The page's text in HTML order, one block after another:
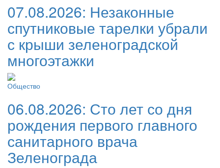
07.08.2026: Незаконные
спутниковые тарелки убрали
с крыши зеленоградской
многоэтажки
Общество
06.08.2026: Сто лет со дня
рождения первого главного
санитарного врача
Зеленограда